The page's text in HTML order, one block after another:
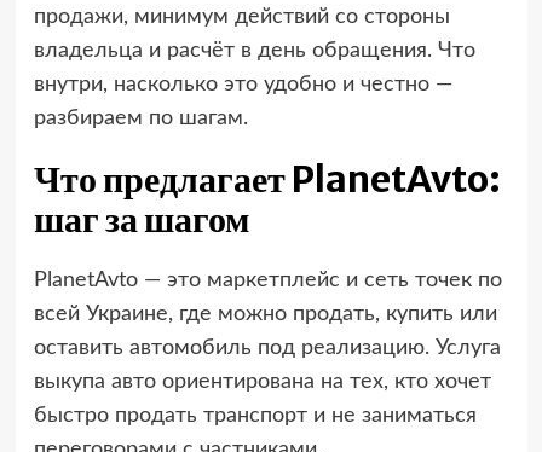
продажи, минимум действий со стороны
владельца и расчёт в день обращения. Что
внутри, насколько это удобно и честно —
разбираем по шагам.
Что предлагает PlanetAvto:
шаг за шагом
PlanetAvto — это маркетплейс и сеть точек по
всей Украине, где можно продать, купить или
оставить автомобиль под реализацию. Услуга
выкупа авто ориентирована на тех, кто хочет
быстро продать транспорт и не заниматься